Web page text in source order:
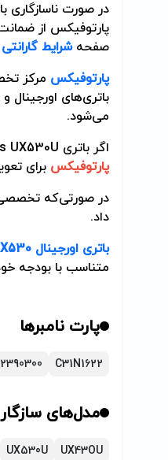
در صورت
صفحهشرایط گارانتی
پارتوفیکس مرکز
باتری‌های
می‌شود.
اگر باتری UX530U
پارتوفیکس برای
در صورتی‌که تخصصی
داد.
باتری اورجینال
متناسب با بودجه
پارت نامبرها
C31N1622
مدل‌های سازگار
UX43OU
UX530U